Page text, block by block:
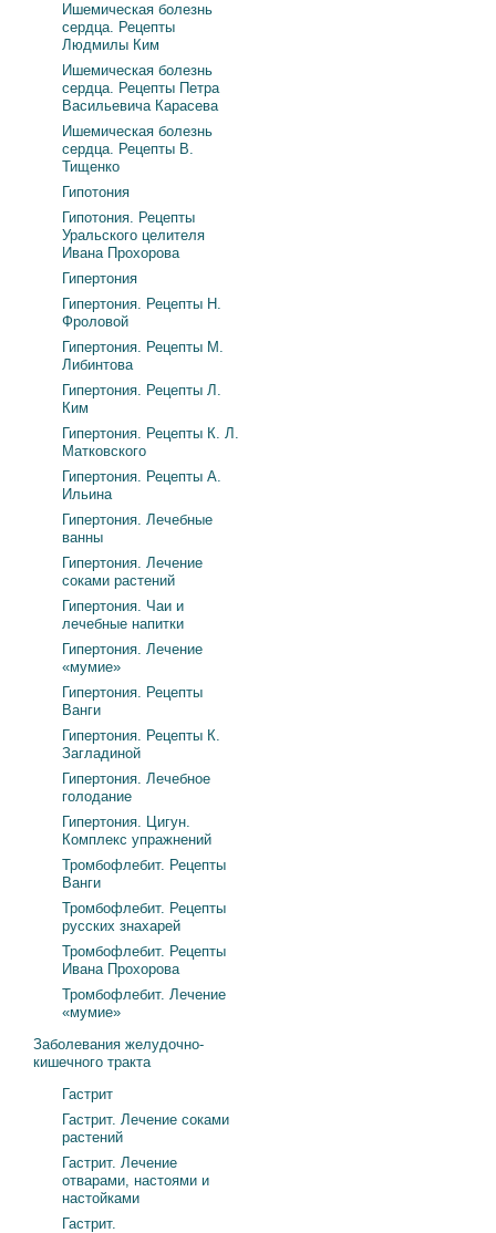
Ишемическая болезнь
сердца. Рецепты
Людмилы Ким
Ишемическая болезнь
сердца. Рецепты Петра
Васильевича Карасева
Ишемическая болезнь
сердца. Рецепты В.
Тищенко
Гипотония
Гипотония. Рецепты
Уральского целителя
Ивана Прохорова
Гипертония
Гипертония. Рецепты Н.
Фроловой
Гипертония. Рецепты М.
Либинтова
Гипертония. Рецепты Л.
Ким
Гипертония. Рецепты К. Л.
Матковского
Гипертония. Рецепты А.
Ильина
Гипертония. Лечебные
ванны
Гипертония. Лечение
соками растений
Гипертония. Чаи и
лечебные напитки
Гипертония. Лечение
«мумие»
Гипертония. Рецепты
Ванги
Гипертония. Рецепты К.
Загладиной
Гипертония. Лечебное
голодание
Гипертония. Цигун.
Комплекс упражнений
Тромбофлебит. Рецепты
Ванги
Тромбофлебит. Рецепты
русских знахарей
Тромбофлебит. Рецепты
Ивана Прохорова
Тромбофлебит. Лечение
«мумие»
Заболевания желудочно-
кишечного тракта
Гастрит
Гастрит. Лечение соками
растений
Гастрит. Лечение
отварами, настоями и
настойками
Гастрит.